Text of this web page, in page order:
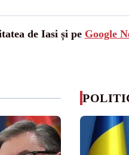
de Iasi și pe Google